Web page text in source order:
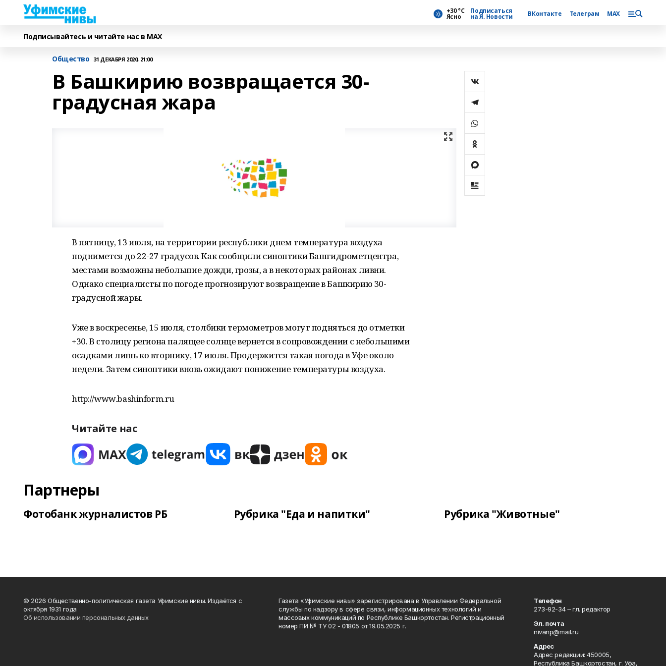
+30 °С
Ясно
Подписаться
на Я. Новости ВКонтакте Телеграм MAX
Подписывайтесь и читайте нас в MAX
Общество 31 ДЕКАБРЯ 2020, 21:00
В Башкирию возвращается 30-
градусная жара
В пятницу, 13 июля, на территории республики днем температура воздуха
поднимется до 22-27 градусов. Как сообщили синоптики Башгидрометцентра,
местами возможны небольшие дожди, грозы, а в некоторых районах ливни.
Однако специалисты по погоде прогнозируют возвращение в Башкирию 30-
градусной жары.
Уже в воскресенье, 15 июля, столбики термометров могут подняться до отметки
+30. В столицу региона палящее солнце вернется в сопровождении с небольшими
осадками лишь ко вторнику, 17 июля. Продержится такая погода в Уфе около
недели. Затем синоптики вновь ожидают понижение температуры воздуха.
http://www.bashinform.ru
Читайте нас
Партнеры
Фотобанк журналистов РБ Рубрика "Еда и напитки" Рубрика "Животные"
© 2026 Общественно-политическая газета Уфимские нивы. Издаётся с
октября 1931 года
Об использовании персональных данных
Газета «Уфимские нивы» зарегистрирована в Управлении Федеральной
службы по надзору в сфере связи, информационных технологий и
массовых коммуникаций по Республике Башкортостан. Регистрационный
номер ПИ № ТУ 02 - 01805 от 19.05.2025 г.
Телефон
273-92-34 – гл. редактор
Эл. почта
nivanp@mail.ru
Адрес
Адрес редакции: 450005,
Республика Башкортостан, г. Уфа,